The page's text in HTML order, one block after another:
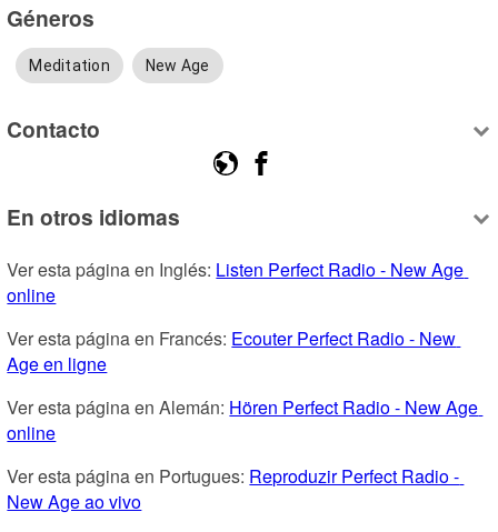
Géneros
Meditation New Age
Contacto
En otros idiomas
Ver esta página en Inglés: Listen Perfect Radio - New Age
online
Ver esta página en Francés: Ecouter Perfect Radio - New
Age en ligne
Ver esta página en Alemán: Hören Perfect Radio - New Age
online
Ver esta página en Portugues: Reproduzir Perfect Radio -
New Age ao vivo